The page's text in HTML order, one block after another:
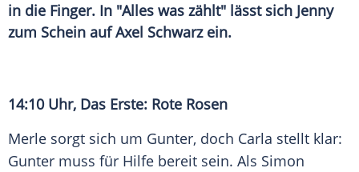
in die Finger. In "Alles was zählt" lässt sich Jenny
zum Schein auf Axel Schwarz ein.
14:10 Uhr, Das Erste: Rote Rosen
Merle sorgt sich um Gunter, doch Carla stellt klar:
Gunter muss für Hilfe bereit sein. Als Simon